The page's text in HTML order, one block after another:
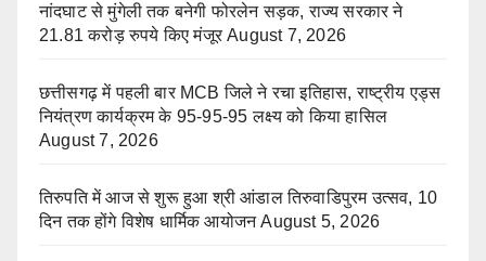
नांदघाट से मुंगेली तक बनेगी फोरलेन सड़क, राज्य सरकार ने
21.81 करोड़ रुपये किए मंजूर August 7, 2026
छत्तीसगढ़ में पहली बार MCB जिले ने रचा इतिहास, राष्ट्रीय एड्स
नियंत्रण कार्यक्रम के 95-95-95 लक्ष्य को किया हासिल
August 7, 2026
तिरुपति में आज से शुरू हुआ श्री आंडाल तिरुवाडिपुरम उत्सव, 10
दिन तक होंगे विशेष धार्मिक आयोजन August 5, 2026